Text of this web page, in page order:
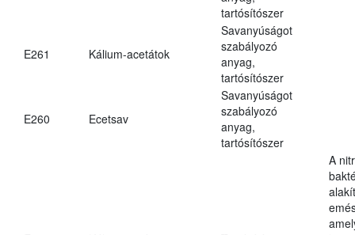
tartósítószer
E261 Kálium-acetátok
Savanyúságot
szabályozó
anyag,
tartósítószer
E260 Ecetsav
Savanyúságot
szabályozó
anyag,
tartósítószer
A